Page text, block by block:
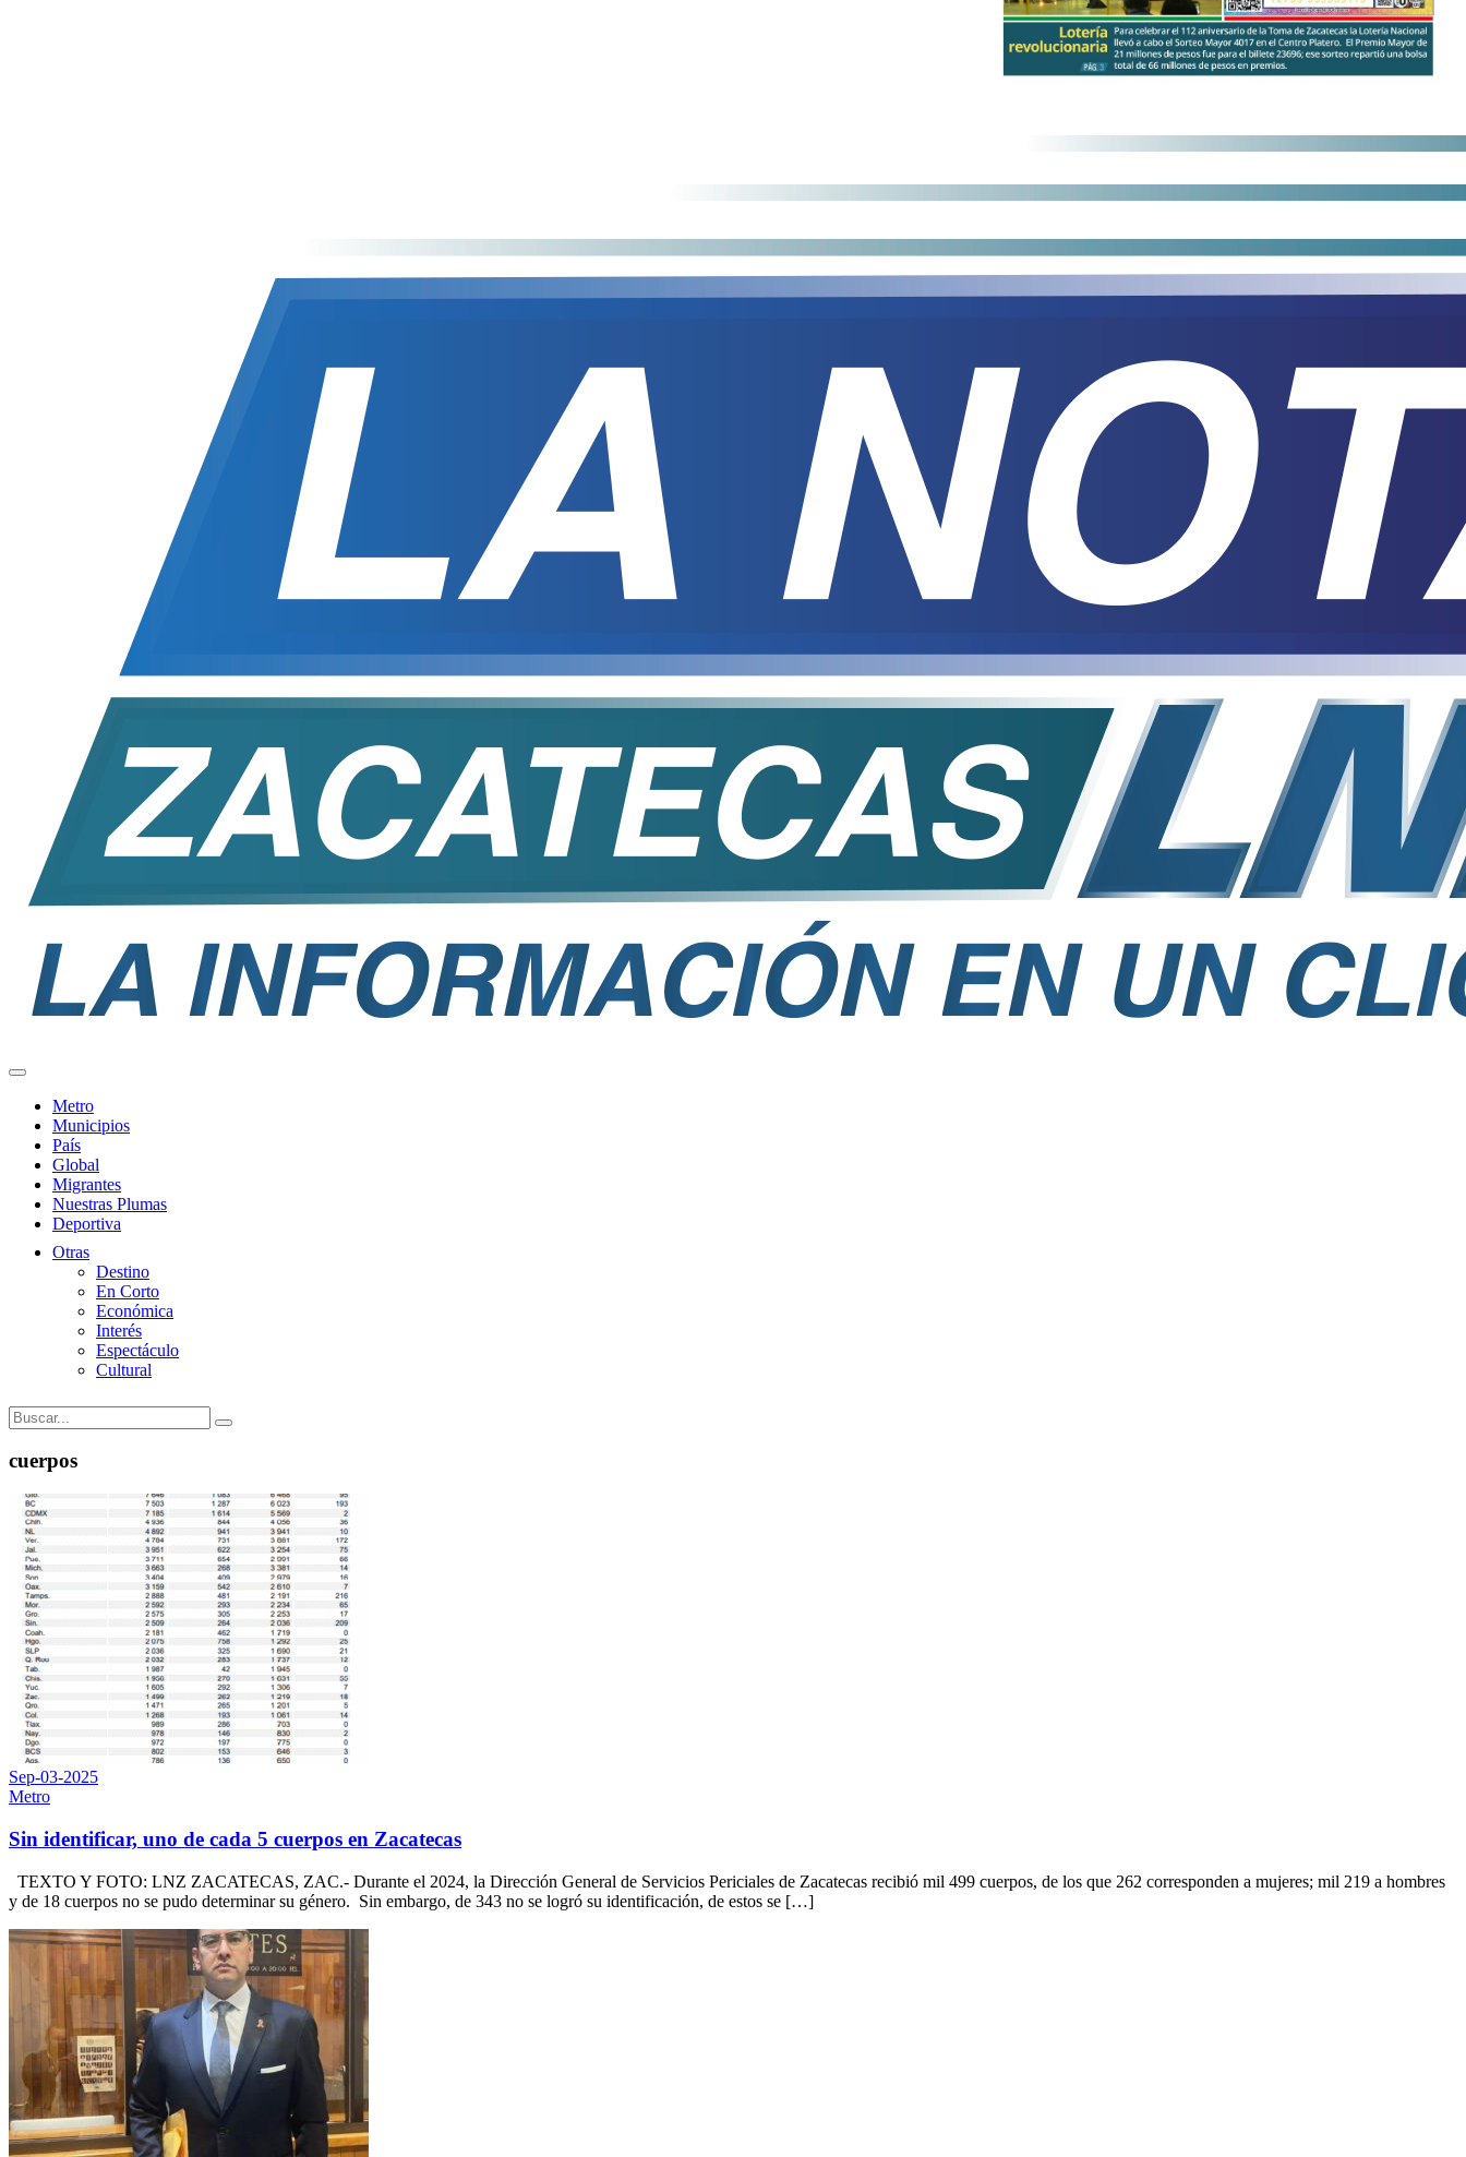
Metro
Municipios
País
Global
Migrantes
Nuestras Plumas
Deportiva
Otras
Destino
En Corto
Económica
Interés
Espectáculo
Cultural
cuerpos
Sep-03-2025
Metro
Sin identificar, uno de cada 5 cuerpos en Zacatecas
TEXTO Y FOTO: LNZ ZACATECAS, ZAC.- Durante el 2024, la Dirección General de Servicios Periciales de Zacatecas recibió mil 499 cuerpos, de los que 262 corresponden a mujeres; mil 219 a hombres
y de 18 cuerpos no se pudo determinar su género. Sin embargo, de 343 no se logró su identificación, de estos se […]